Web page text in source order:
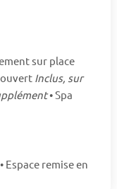
sur place
Inclus, sur
• Spa
Espace remise en